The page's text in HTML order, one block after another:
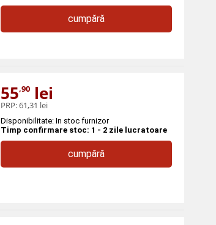
cumpără
55,90 lei
PRP:61,31 lei
Disponibilitate: In stoc furnizor
Timp confirmare stoc: 1 - 2 zile lucratoare
cumpără